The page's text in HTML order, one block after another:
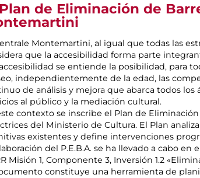
de Eliminación de
Montemartini, al igual que todas las
que la accesibilidad forma parte
se entiende la posibilidad, para
independientemente de la edad, las
de análisis y mejora que abarca todos
al público y la mediación cultural.
contexto se inscribe el Plan de
del Ministerio de Cultura. El Plan
existentes y define intervenciones
del P.E.B.A. se ha llevado a cabo
Misión 1, Componente 3, Inversión 1.2
constituye una herramienta de